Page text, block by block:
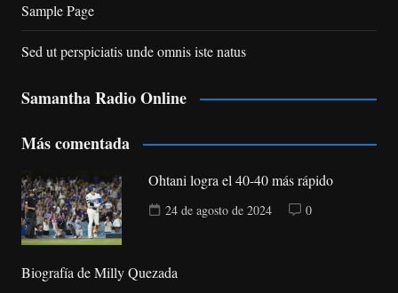
Sample Page
Sed ut perspiciatis unde omnis iste natus
Samantha Radio Online
Más comentada
Ohtani logra el 40-40 más rápido
24 de agosto de 2024 0
Biografía de Milly Quezada